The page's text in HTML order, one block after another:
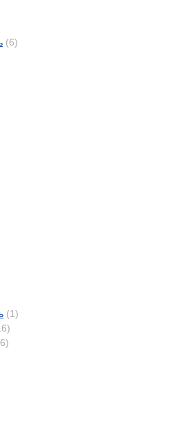
(6)
(1)